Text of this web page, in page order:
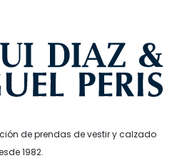
de prendas de vestir y calzado
1982.